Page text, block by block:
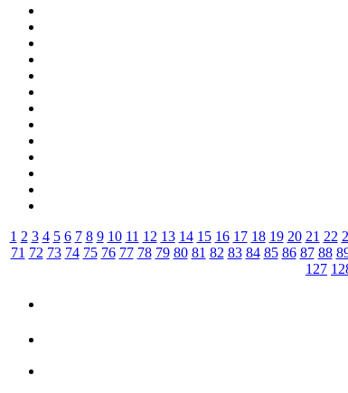
1 2 3 4 5 6 7 8 9 10 11 12 13 14 15 16 17 18 19 20 21 22
71 72 73 74 75 76 77 78 79 80 81 82 83 84 85 86 87 88
127